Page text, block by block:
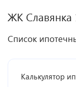
ЖК Славянка
Список
Калькулятор